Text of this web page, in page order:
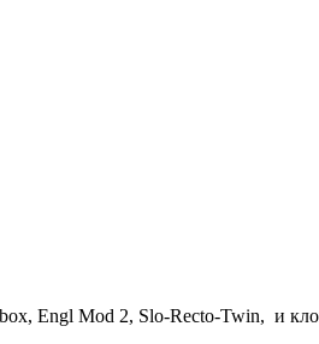
Engl Mod 2, Slo-Recto-Twin, и